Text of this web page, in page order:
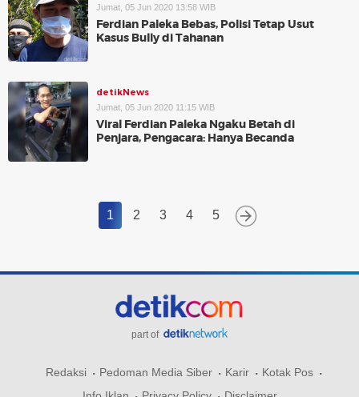
Jumat, 05 Jun 2020 13:58 WIB
Ferdian Paleka Bebas, Polisi Tetap Usut
Kasus Bully di Tahanan
detikNews
Jumat, 05 Jun 2020 11:15 WIB
Viral Ferdian Paleka Ngaku Betah di
Penjara, Pengacara: Hanya Becanda
1 2 3 4 5
part of
Redaksi Pedoman Media Siber Karir
Kotak Pos